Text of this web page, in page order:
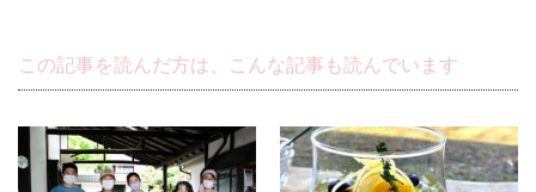
この記事を読んだ方は、こんな記事も読んでいます